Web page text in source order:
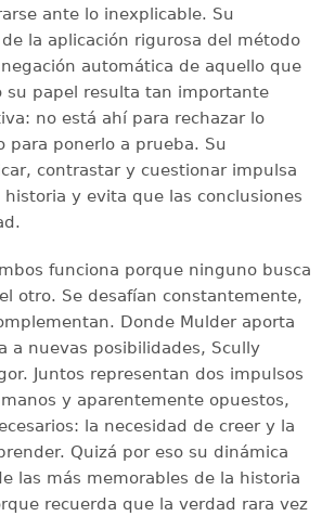
ante lo inexplicable. Su
la aplicación rigurosa del método
automática de aquello que
su papel resulta tan importante
no está ahí para rechazar lo
para ponerlo a prueba. Su
contrastar y cuestionar impulsa
y evita que las conclusiones
funciona porque ninguno busca
otro. Se desafían constantemente,
Donde Mulder aporta
a nuevas posibilidades, Scully
Juntos representan dos impulsos
y aparentemente opuestos,
la necesidad de creer y la
Quizá por eso su dinámica
las más memorables de la historia
recuerda que la verdad rara vez